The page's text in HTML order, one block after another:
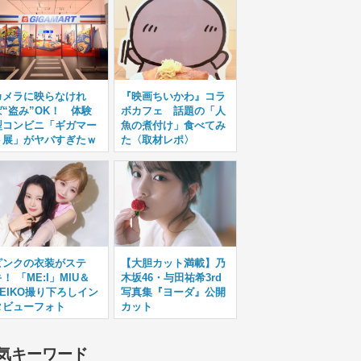
メラに映らなけれ
“盗み”OK！ 体験
コンビニ「ギガマー
展」がヤバすぎたｗ
『映画ちいかわ』コラ
ボカフェ 話題の「人
魚の煮付け」食べてみ
た〈取材レポ〉
ンクの衣装がステ
！ 「ME:I」MIU＆
撮り下ろしイン
ビューフォト
【大胆カット満載】乃
木坂46・与田祐希3rd
写真集『ヨーダ』公開
カット
キーワード